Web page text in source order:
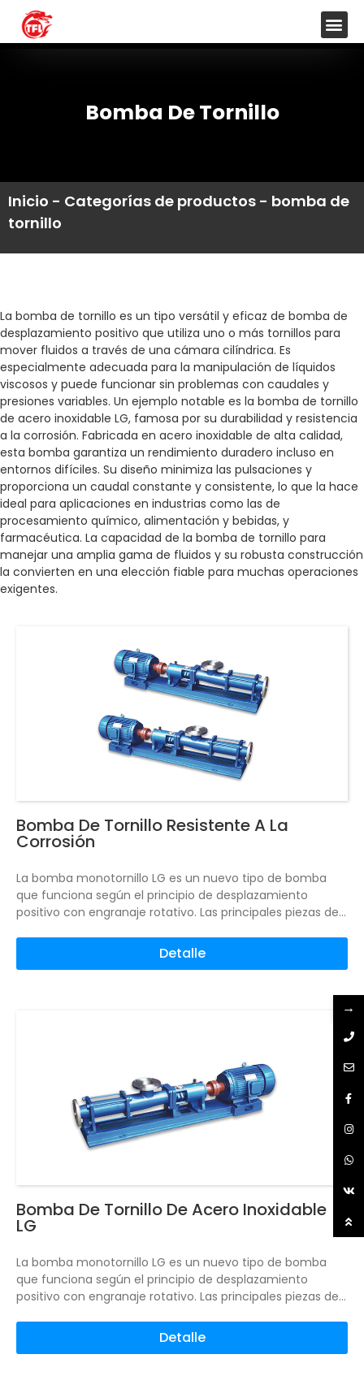
Bomba De Tornillo
Inicio - Categorías de productos - bomba de
tornillo
La bomba de tornillo es un tipo versátil y eficaz de bomba de
desplazamiento positivo que utiliza uno o más tornillos para
mover fluidos a través de una cámara cilíndrica. Es
especialmente adecuada para la manipulación de líquidos
viscosos y puede funcionar sin problemas con caudales y
presiones variables. Un ejemplo notable es la bomba de tornillo
de acero inoxidable LG, famosa por su durabilidad y resistencia
a la corrosión. Fabricada en acero inoxidable de alta calidad,
esta bomba garantiza un rendimiento duradero incluso en
entornos difíciles. Su diseño minimiza las pulsaciones y
proporciona un caudal constante y consistente, lo que la hace
ideal para aplicaciones en industrias como las de
procesamiento químico, alimentación y bebidas, y
farmacéutica. La capacidad de la bomba de tornillo para
manejar una amplia gama de fluidos y su robusta construcción
la convierten en una elección fiable para muchas operaciones
exigentes.
Bomba De Tornillo Resistente A La
Corrosión
La bomba monotornillo LG es un nuevo tipo de bomba
que funciona según el principio de desplazamiento
positivo con engranaje rotativo. Las principales piezas de
Debido a la geometría especial de los dos
componentes, se forma una cavidad sellada separada, y
caudal interno es bajo, el volumen permanece invariable,
y la presión es estable, porque no hay vórtice ni agitación.
Detalle
Bomba De Tornillo De Acero Inoxidable
LG
La bomba monotornillo LG es un nuevo tipo de bomba
que funciona según el principio de desplazamiento
positivo con engranaje rotativo. Las principales piezas de
Debido a la geometría especial de los dos
componentes, se forma una cavidad sellada separada, y
Detalle
→